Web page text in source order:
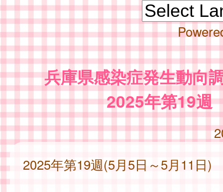
兵庫県感染症発生動向
2025年第19週
2025年第19週(5月5日～5月11日)